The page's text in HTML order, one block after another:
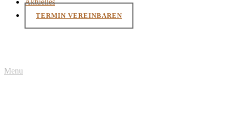
Aktuelles
TERMIN VEREINBAREN
Menu